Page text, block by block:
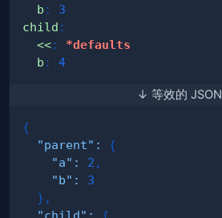
b :
3
child :
<<:
*defaults
b : 4
↓ 等效的 JSON
{
"parent" :
{
"a" : 2 ,
"b" :
3
} ,